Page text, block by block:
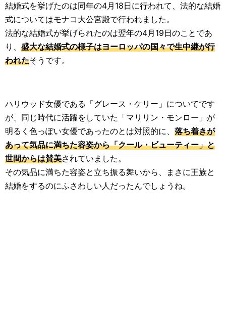
結婚式を挙げたのは同年の4月18日に行われて、法的な結婚
式についてはモナコ大公宮殿で行われました。
法的な結婚式が挙げられたのは翌年の4月19日のことであ
り、 盛大な結婚式の様子はヨーロッパの国々で生中継が行
われたそうです。
ハリウッド女優である「グレース・ケリー」についてです
が、同じ時代に活躍をしていた「マリリン・モンロー」が
明るく色っぽい女優であったのとは対照的に、 落ち着きが
あって気品に満ちた容姿から「クール・ビューティー」と
世間からは賛美されていました。
その気品に満ちた容姿と立ち振る舞いから、まさに王族と
結婚をするのにふさわしい人だったんでしょうね。